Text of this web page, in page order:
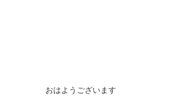
おはようございます